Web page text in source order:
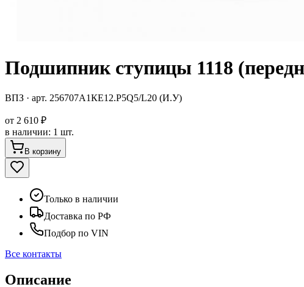
Подшипник ступицы 1118
ВПЗ · арт. 256707А1КЕ12.Р5Q5/L20 (И.У)
от 2 610 ₽
в наличии: 1 шт.
В корзину
Только в наличии
Доставка по РФ
Подбор по VIN
Все контакты
Описание